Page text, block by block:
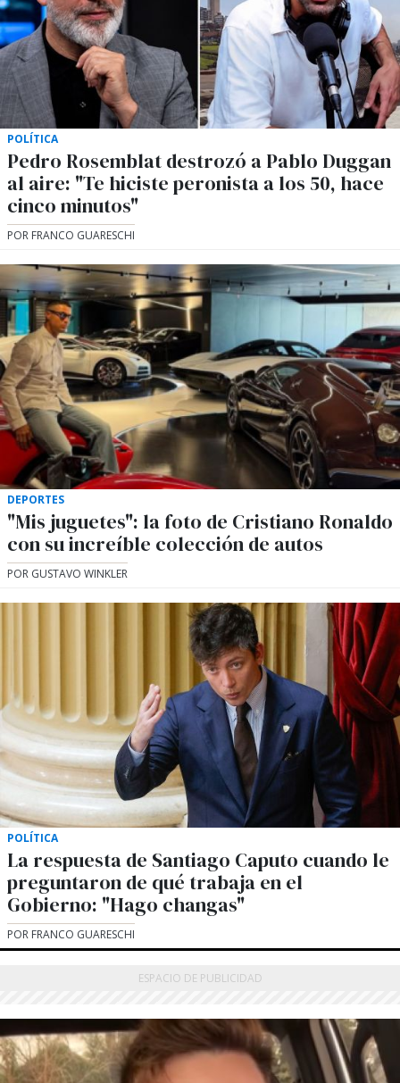
POLÍTICA
Pedro Rosemblat destrozó a Pablo Duggan
al aire: "Te hiciste peronista a los 50, hace
cinco minutos"
POR FRANCO GUARESCHI
DEPORTES
"Mis juguetes": la foto de Cristiano Ronaldo
con su increíble colección de autos
POR GUSTAVO WINKLER
POLÍTICA
La respuesta de Santiago Caputo cuando le
preguntaron de qué trabaja en el
Gobierno: "Hago changas"
POR FRANCO GUARESCHI